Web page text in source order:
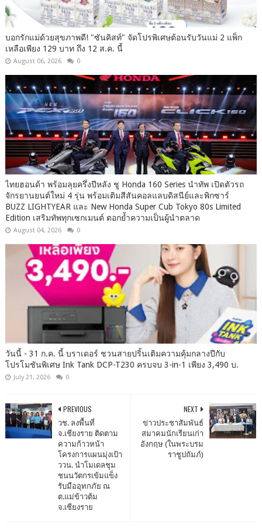
บอกรักแม่ด้วยสุขภาพดี! "ซันคิสท์" จัดโปรพิเศษต้อนรับวันแม่ 2 แพ็ก
เหลือเพียง 129 บาท ถึง 12 ส.ค. นี้
August 06, 2026 0
ไทยฮอนด้า พร้อมลุยครึ่งปีหลัง ชู Honda 160 Series นำทัพ เปิดตัวรถ
จักรยานยนต์ใหม่ 4 รุ่น พร้อมเติมสีสันคอลแลบดิสนีย์และพิกซาร์
BUZZ LIGHTYEAR และ New Honda Super Cub Tokyo 80s Limited
Edition เสริมทัพทุกเซกเมนต์ ตอกย้ำความเป็นผู้นำตลาด
August 04, 2026 0
วันนี้ - 31 ก.ค. นี้ บราเดอร์ ชวนสายปริ้นเติมความคุ้มกลางปีกับ
โปรโมชันพิเศษ Ink Tank DCP-T230 ครบจบ 3-in-1 เพียง 3,490 บ.
July 21, 2026 0
NEXT
ข่าวประชาสัมพันธ์
สมาคมนักเรียนเก่า
อังกฤษ (ในพระบรม
ราชูปถัมภ์)
PREVIOUS
วช. ลงพื้นที่
จ.เชียงราย ติดตาม
ความก้าวหน้า
โครงการแผนมุ่งเป้า
ววน. นำโมเดลชุม
ชนนวัตกรเข้มแข็ง
รับมืออุทกภัย ณ
ต.แม่ข้าวต้ม
จ.เชียงราย